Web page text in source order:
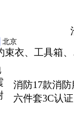
北京
束衣、工具箱、
消防17款消防
六件套3C认